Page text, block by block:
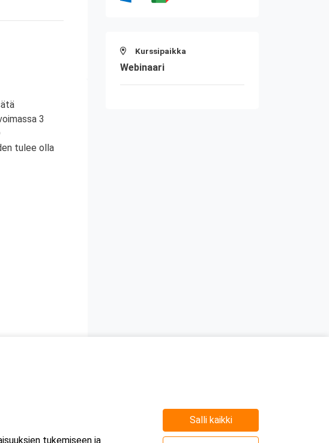
3
tulee olla
Kurssipaikka
Webinaari
tukemiseen ja
Salli kaikki